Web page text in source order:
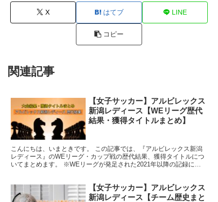
X はてブ LINE
コピー
関連記事
【女子サッカー】アルビレックス
新潟レディース【WEリーグ歴代
結果・獲得タイトルまとめ】
こんにちは、いまときです。 この記事では、『アルビレックス新潟
レディース』のWEリーグ・カップ戦の歴代結果、獲得タイトルにつ
いてまとめます。 ※WEリーグが発足された2021年以降の記録にな
【女子サッカー】アルビレックス
新潟レディース【チーム歴史まと